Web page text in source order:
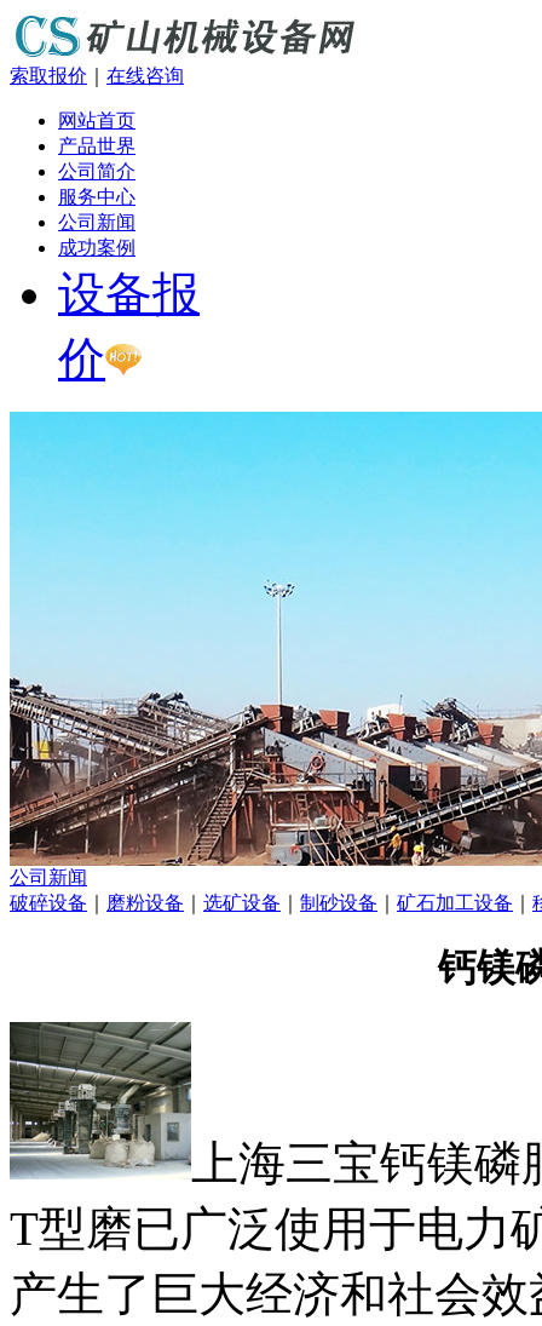
索取报价 在线咨询
网站首页
产品世界
公司简介
服务中心
公司新闻
成功案例
设备报
价
公司新闻
破碎设备
磨粉设备 选矿设备 制砂设备 矿石加工设备
钙镁
上海三宝钙镁
T型磨已广泛使用于电力
产生了巨大经济和社会